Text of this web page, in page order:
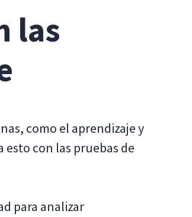
las
como el aprendizaje y
esto con las pruebas de
para analizar